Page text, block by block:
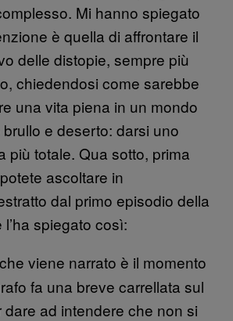
Mi hanno spiegato
è quella di affrontare il
delle distopie, sempre più
chiedendosi come sarebbe
una vita piena in un mondo
e deserto: darsi uno
più totale. Qua sotto, prima
ascoltare in
dal primo episodio della
spiegato così:
viene narrato è il momento
fa una breve carrellata sul
ad intendere che non si